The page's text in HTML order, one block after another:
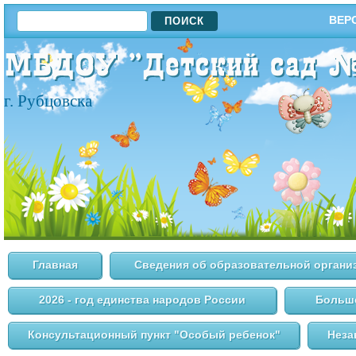
ФОРМА ПОИСКА
г. Рубцовска
Главная Сведения об образовательной
2026 - год единства народов России
Консультационный пункт "Особый ребенок"